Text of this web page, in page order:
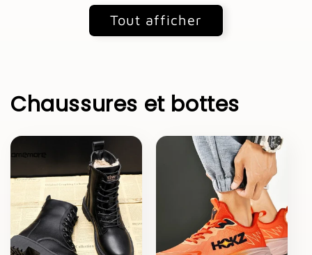
Tout afficher
Chaussures et bottes